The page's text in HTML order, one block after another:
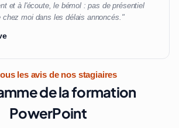
et à l'écoute, le bémol : pas de présentiel
chez moi dans les délais annoncés."
les avis de nos stagiaires
de la formation
PowerPoint